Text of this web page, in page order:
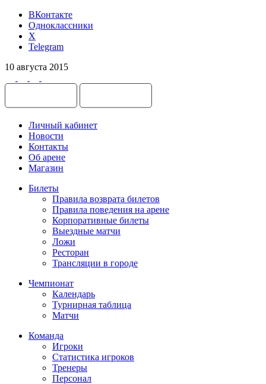
ВКонтакте
Одноклассники
X
Telegram
10 августа 2015
Личный кабинет
Новости
Контакты
Об арене
Магазин
Билеты
Правила возврата билетов
Правила поведения на арене
Корпоративные билеты
Выездные матчи
Ложи
Ресторан
Трансляции в городе
Чемпионат
Календарь
Турнирная таблица
Матчи
Команда
Игроки
Статистика игроков
Тренеры
Персонал